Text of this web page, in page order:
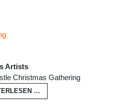
Artists
Christmas Gathering
…